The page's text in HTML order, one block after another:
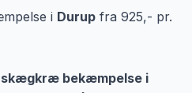
i Durup fra 925,- pr.
skægkræ bekæmpelse i